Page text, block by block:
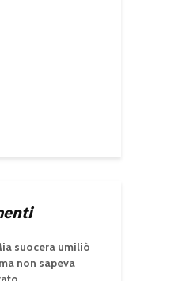
suocera umiliò
non sapeva